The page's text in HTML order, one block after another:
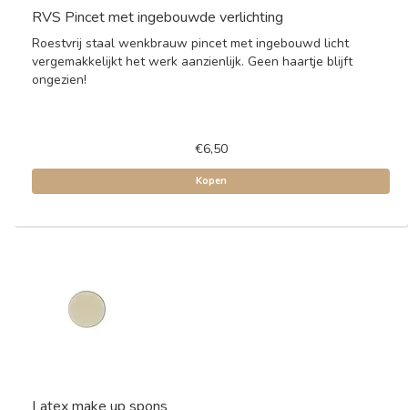
RVS Pincet met ingebouwde verlichting
Roestvrij staal wenkbrauw pincet met ingebouwd licht
vergemakkelijkt het werk aanzienlijk. Geen haartje blijft
ongezien!
€6,50
Kopen